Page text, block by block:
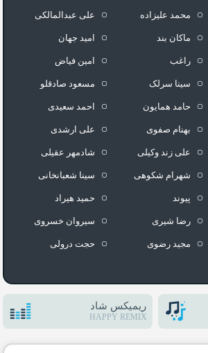
ریمیکس شاد
HAPPY REMIX
محمد علیزاده علی عبدالمالکی
ماکان بند امید جهان
راغب امین فیاض
سینا سرلک مسعود صادقلو
حامد همایون احمد سعیدی
بهنام صفوی علی ارشدی
علی زند وکیلی شادمهر عقیلی
شهرام شکوهی سینا شعبانخانی
پیوند حمید هیراد
رضا شیری سیروان خسروی
مجید رضوی حجت درولی